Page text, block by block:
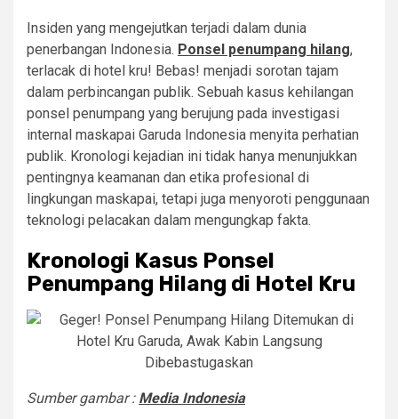
Insiden yang mengejutkan terjadi dalam dunia
penerbangan Indonesia. Ponsel penumpang hilang,
terlacak di hotel kru! Bebas! menjadi sorotan tajam
dalam perbincangan publik. Sebuah kasus kehilangan
ponsel penumpang yang berujung pada investigasi
internal maskapai Garuda Indonesia menyita perhatian
publik. Kronologi kejadian ini tidak hanya menunjukkan
pentingnya keamanan dan etika profesional di
lingkungan maskapai, tetapi juga menyoroti penggunaan
teknologi pelacakan dalam mengungkap fakta.
Kronologi Kasus Ponsel
Penumpang Hilang di Hotel Kru
Sumber gambar : Media Indonesia